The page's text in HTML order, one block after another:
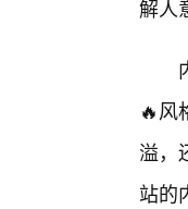
解人
🔥风
溢，
站的